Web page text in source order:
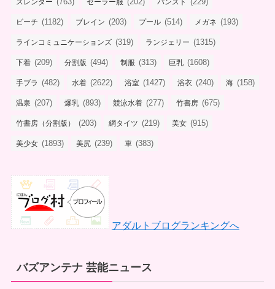
スレンダー セーラー服 パンスト
ビーチ (1182) ブレイン (203) プール (514) メガネ (193)
ラインコミュニケーションズ (319) ランジェリー (1315)
下着 (209) 分割版 (494) 制服 (313) 巨乳 (1608)
手ブラ (482) 水着 (2622) 浴室 (1427) 浴衣 (240) 海 (158)
温泉 (207) 爆乳 (893) 競泳水着 (277) 竹書房 (675)
竹書房（分割版） (203) 網タイツ (219) 美女 (915)
美少女 (1893) 美尻 (239) 車 (383)
アダルトブログランキングへ
バズアンテナ 芸能ニュース